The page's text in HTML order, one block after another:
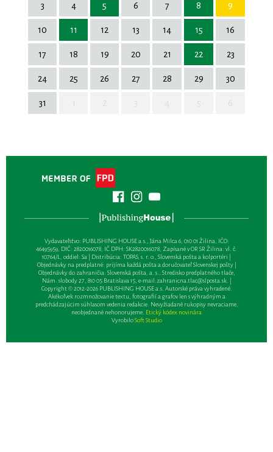
3 4 5 6 7 8 9
10 11 12 13 14 15 16
17 18 19 20 21 22 23
24 25 26 27 28 29 30
31
Vydavateľsťvo: PUBLISHING HOUSE a.s., Jána Milca 6, 010 01 Žilina, IČO:
46495959, DIČ: 2820016078, IČ DPH: SK2820016078, Zapísané v OR SR Žilina: vl. č.
10764/L, oddiel: Sa | Distribúcia: TOPAS, s. r. o., Slovenská pošta a kolportéri |
Objednávky na predplatné: prijíma každá pošta a doručovateľ Slovenskej pošty |
Objednávky do zahraničia: Slovenská pošta, a. s., Stredisko predplatného tlače,
Nám. slobody 27, 810 05 Bratislava 15, e-mail:zahranicna.tlac@slposta.sk. |
Copyright © 2012-2026 PUBLISHING HOUSE a.s. Autorské práva vyhradené.
Akékoľvek rozmnožovanie textu, fotografií a grafov len s výhradným a
predchádzajúcim súhlasom vedenia redakcie. Nevyžiadané rukopisy nevraciame,
neobjednané nehonorujeme. Etický kódex novinára
VyrobiloSoft Studio